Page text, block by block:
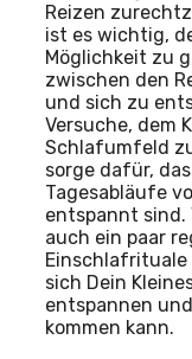
Reizen
ist es wichtig,
Möglichkeit zu
zwischen den
und sich zu
Versuche, dem
Schlafumfeld
sorge dafür,
Tagesabläufe
entspannt sind.
auch ein paar
sich Dein
entspannen
kommen kann.